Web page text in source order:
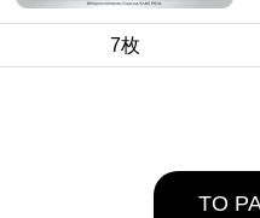
7枚
TO